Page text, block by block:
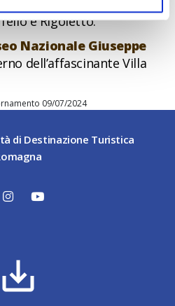
e Rigoletto.
Nazionale Giuseppe
dell’affascinante Villa
09/07/2024
di Destinazione Turistica